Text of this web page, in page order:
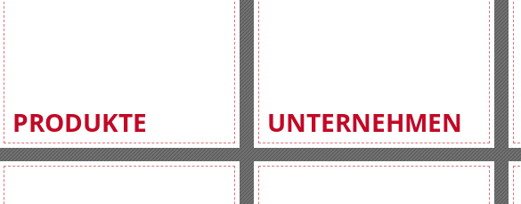
PRODUKTE UNTERNEHMEN